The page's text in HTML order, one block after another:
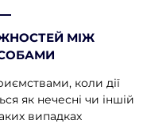
МІЖ
коли дії
як нечесні чи іншій
випадках